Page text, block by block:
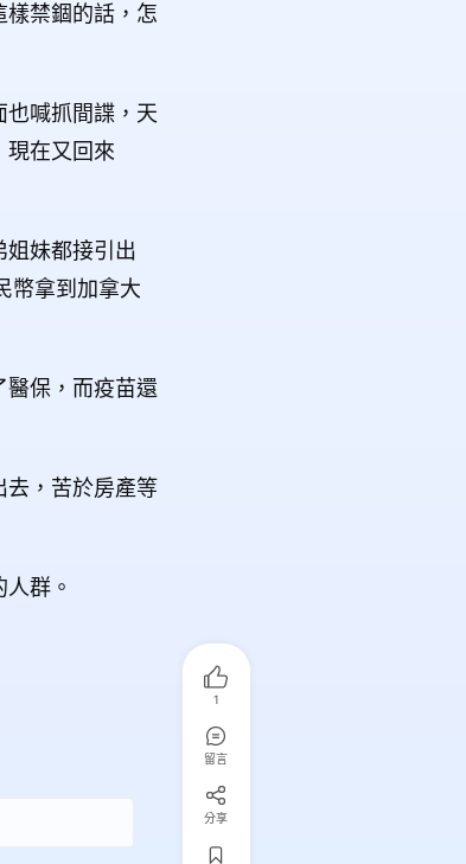
禁錮的話，怎
喊抓間諜，天
現在又回來
姐妹都接引出
幣拿到加拿大
醫保，而疫苗還
去，苦於房產等
群。
1
留言
分享